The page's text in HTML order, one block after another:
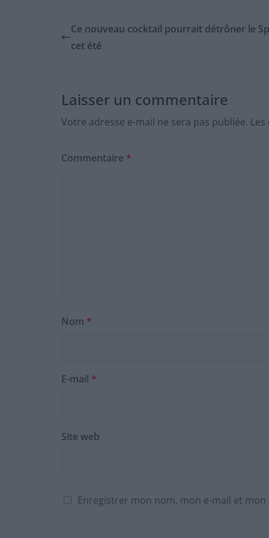
Ce nouveau cocktail pourrait détrôner le
cet été
Laisser un commentaire
Votre adresse e-mail ne sera pas publiée.
Commentaire *
Nom *
E-mail *
Site web
Enregistrer mon nom, mon e-mail et